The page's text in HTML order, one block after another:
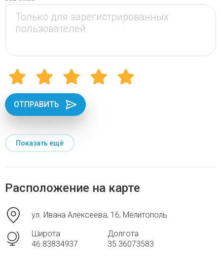
ОТПРАВИТЬ
Показать ещё
Расположение на карте
ул. Ивана Алексеева, 16, Мелитополь
Широта
46.83834937
Долгота
35.36073583